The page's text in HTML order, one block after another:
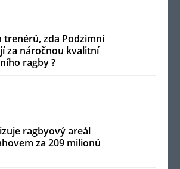
trenérů, zda Podzimní
za náročnou kvalitní
ragby ?
ragbyový areál
za 209 milionů